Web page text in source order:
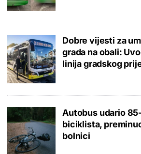
Dobre vijesti za
grada na obali:
linija gradskog
Autobus udario
biciklista,
bolnici